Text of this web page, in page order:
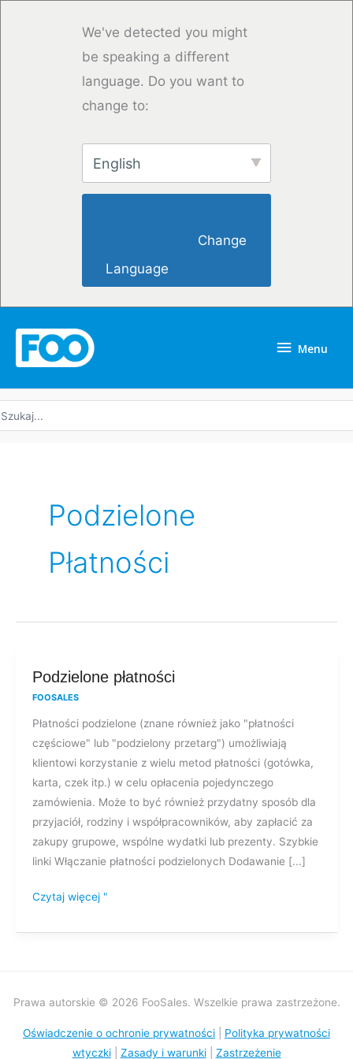
We've detected you might
be speaking a different
language. Do you want to
change to:
English
Language
Menu
Podzielone
Płatności
Podzielone płatności
FOOSALES
Płatności podzielone (znane również jako "płatności
częściowe" lub "podzielony przetarg") umożliwiają
klientowi korzystanie z wielu metod płatności (gotówka,
karta, czek itp.) w celu opłacenia pojedynczego
zamówienia. Może to być również przydatny sposób dla
przyjaciół, rodziny i współpracowników, aby zapłacić za
zakupy grupowe, wspólne wydatki lub prezenty. Szybkie
linki Włączanie płatności podzielonych Dodawanie [...]
Podzielone
płatności
Czytaj więcej "
Prawa autorskie © 2026 FooSales. Wszelkie prawa zastrzeżone.
Oświadczenie o ochronie prywatności
Polityka prywatności
wtyczki| Zasady i warunki| Zastrzeżenie